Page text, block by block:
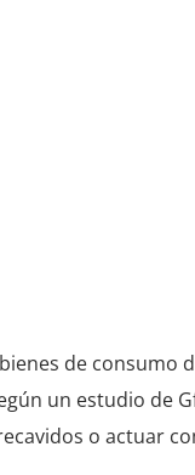
de consumo
un estudio de
o actuar